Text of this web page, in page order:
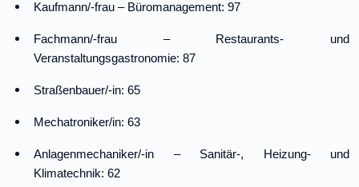
Kaufmann/-frau – Büromanagement: 97
Fachmann/-frau ­– Restaurants- und
Veranstaltungsgastronomie: 87
Straßenbauer/-in: 65
Mechatroniker/in: 63
Anlagenmechaniker/-in – Sanitär-, Heizung- und
Klimatechnik: 62